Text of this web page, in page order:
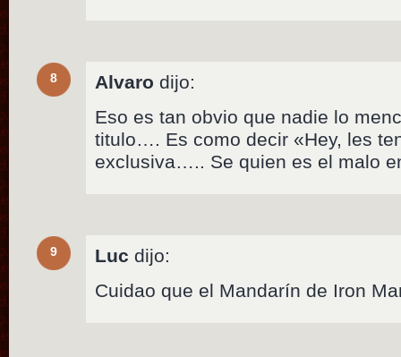
8 Alvaro dijo:
Eso es tan obvio que nadie lo
titulo…. Es como decir «Hey, les
exclusiva….. Se quien es el malo
9 Luc dijo:
Cuidao que el Mandarín de Iron